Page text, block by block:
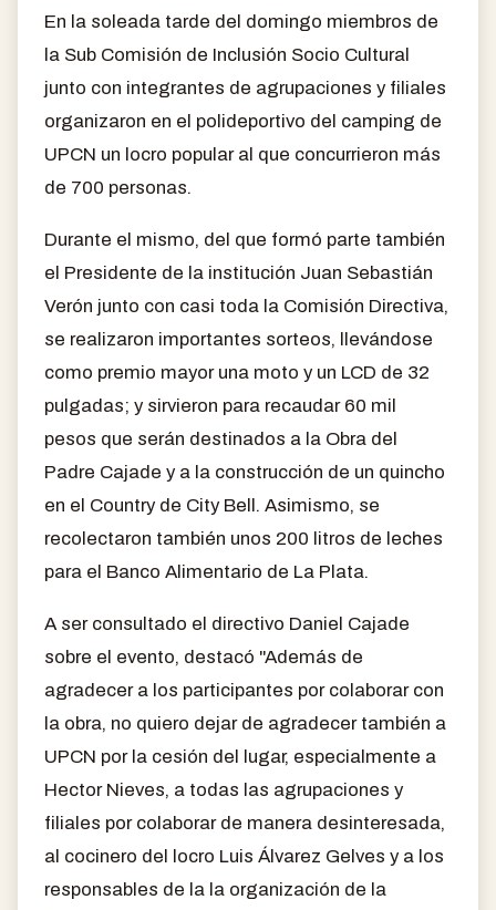
En la soleada tarde del domingo miembros de
la Sub Comisión de Inclusión Socio Cultural
junto con integrantes de agrupaciones y filiales
organizaron en el polideportivo del camping de
UPCN un locro popular al que concurrieron más
de 700 personas.
Durante el mismo, del que formó parte también
el Presidente de la institución Juan Sebastián
Verón junto con casi toda la Comisión Directiva,
se realizaron importantes sorteos, llevándose
como premio mayor una moto y un LCD de 32
pulgadas; y sirvieron para recaudar 60 mil
pesos que serán destinados a la Obra del
Padre Cajade y a la construcción de un quincho
en el Country de City Bell. Asimismo, se
recolectaron también unos 200 litros de leches
para el Banco Alimentario de La Plata.
A ser consultado el directivo Daniel Cajade
sobre el evento, destacó "Además de
agradecer a los participantes por colaborar con
la obra, no quiero dejar de agradecer también a
UPCN por la cesión del lugar, especialmente a
Hector Nieves, a todas las agrupaciones y
filiales por colaborar de manera desinteresada,
al cocinero del locro Luis Álvarez Gelves y a los
responsables de la la organización de la